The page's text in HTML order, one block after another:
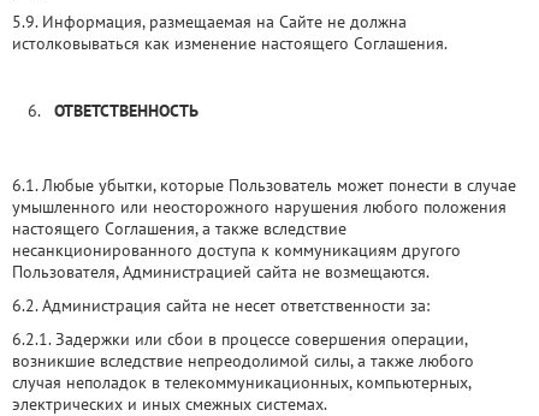
5.9. Информация, размещаемая на Сайте не должна
истолковываться как изменение настоящего Соглашения.
ОТВЕТСТВЕННОСТЬ
6.1. Любые убытки, которые Пользователь может понести в случае
умышленного или неосторожного нарушения любого положения
настоящего Соглашения, а также вследствие
несанкционированного доступа к коммуникациям другого
Пользователя, Администрацией сайта не возмещаются.
6.2. Администрация сайта не несет ответственности за:
6.2.1. Задержки или сбои в процессе совершения операции,
возникшие вследствие непреодолимой силы, а также любого
случая неполадок в телекоммуникационных, компьютерных,
электрических и иных смежных системах.